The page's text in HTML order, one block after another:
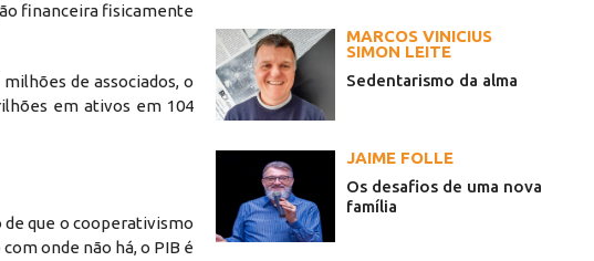
financeira fisicamente
de associados, o
em ativos em 104
de que o cooperativismo
onde não há, o PIB é
MARCOS VINICIUS
SIMON LEITE
Sedentarismo da alma
JAIME FOLLE
Os desafios de uma nova
família